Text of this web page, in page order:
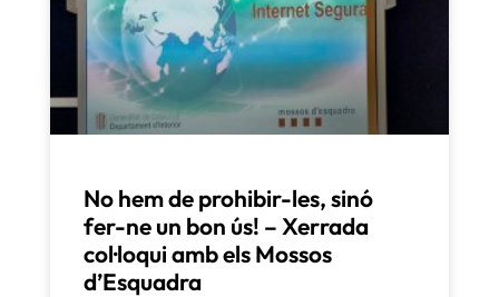
No hem de prohibir-les, sinó
fer-ne un bon ús! – Xerrada
col·loqui amb els Mossos
d’Esquadra